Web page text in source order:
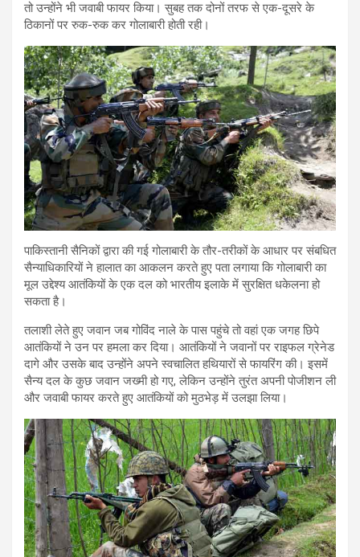
तो उन्होंने भी जवाबी फायर किया। सुबह तक दोनों तरफ से एक-दूसरे के
ठिकानों पर रुक-रुक कर गोलाबारी होती रही।
पाकिस्तानी सैनिकों द्वारा की गई गोलाबारी के तौर-तरीकों के आधार पर संबधित
सैन्याधिकारियों ने हालात का आकलन करते हुए पता लगाया कि गोलाबारी का
मूल उद्देश्य आतंकियों के एक दल को भारतीय इलाके में सुरक्षित धकेलना हो
सकता है।
तलाशी लेते हुए जवान जब गोविंद नाले के पास पहुंचे तो वहां एक जगह छिपे
आतंकियों ने उन पर हमला कर दिया। आतंकियों ने जवानों पर राइफल ग्रेनेड
दागे और उसके बाद उन्होंने अपने स्वचालित हथियारों से फायरिंग की। इसमें
सैन्य दल के कुछ जवान जख्मी हो गए, लेकिन उन्होंने तुरंत अपनी पोजीशन ली
और जवाबी फायर करते हुए आतंकियों को मुठभेड़ में उलझा लिया।